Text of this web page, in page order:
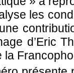
les
d’Eric
la